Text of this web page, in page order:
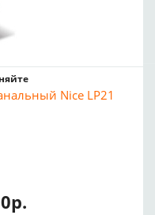
Nice LP21